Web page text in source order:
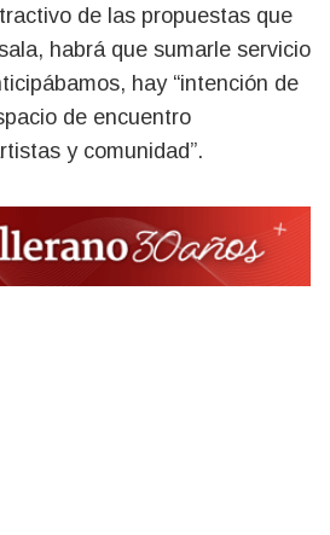
de las propuestas que
habrá que sumarle servicio
hay “intención de
de encuentro
y comunidad”.